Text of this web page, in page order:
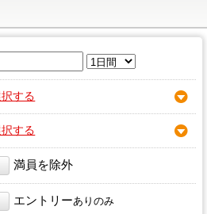
する
する
満員を除外
エントリーありのみ